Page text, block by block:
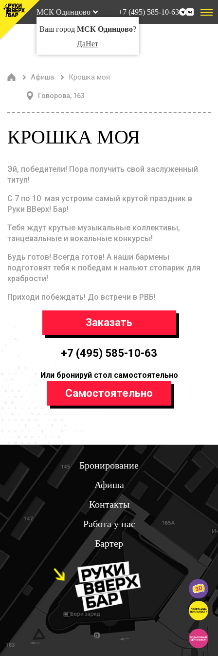
МСК Одинцово
Ваш город МСК Одинцово?
ДаНет
+7 (495) 585-10-63
Афиша Крошка моя
Говорова, 163
КРОШКА МОЯ
Эй, победители! Пора получить свой заслуженный
титул!
С 7 по 10 мая устроим самый крутой праздник в
Руки ВВерх! Бар!
Тебя ждут крутые музыкальные коллективы,
танцевальные и вокальные конкурсы!
Будь готов! Всегда готов! А наши бармены
подготовят тебя к победам и нальют стопарик для
храбрости!
Приходи побеждать! До встречи в РВБ!
Заказать
+7 (495) 585-10-63
Или бронируй стол самостоятельно
Самостоятельно
Бронирование
Афиша
Контакты
Работа у нас
Бартер